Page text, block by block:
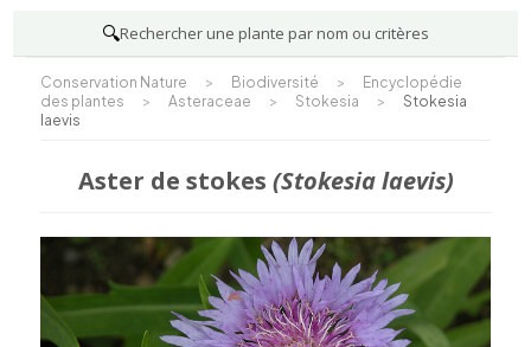
🔍Rechercher une plante par nom ou critères
Conservation Nature > Biodiversité >
Encyclopédie
des plantes
> Asteraceae > Stokesia >
Stokesia
laevis
Aster de stokes (Stokesia laevis)